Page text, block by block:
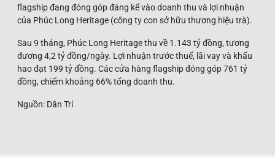
flagship đang đóng góp đáng kể vào doanh thu và lợi nhuận
của Phúc Long Heritage (công ty con sở hữu thương hiệu trà).
Sau 9 tháng, Phúc Long Heritage thu về 1.143 tỷ đồng, tương
đương 4,2 tỷ đồng/ngày. Lợi nhuận trước thuế, lãi vay và khấu
hao đạt 199 tỷ đồng. Các cửa hàng flagship đóng góp 761 tỷ
đồng, chiếm khoảng 66% tổng doanh thu.
Nguồn: Dân Trí